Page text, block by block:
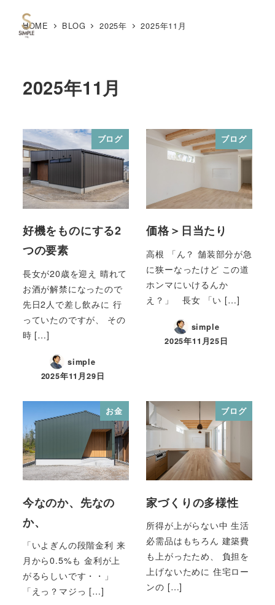
HOME BLOG 2025年 2025年11月
2025年11月
ブログ
好機をものにする2
つの要素
長女が20歳を迎え 晴れて
お酒が解禁になったので
先日2人で差し飲みに 行
っていたのですが、 その
時 […]
simple
2025年11月29日
ブログ
価格＞日当たり
高根 「ん？ 舗装部分が急
に狭ーなったけど この道
ホンマにいけるんか
え？」 長女 「い […]
simple
2025年11月25日
お金
今なのか、先なの
か、
「いよぎんの段階金利 来
月から0.5%も 金利が上
がるらしいです・・」
「えっ？マジっ […]
ブログ
家づくりの多様性
所得が上がらない中 生活
必需品はもちろん 建築費
も上がったため、 負担を
上げないために 住宅ロー
ンの […]